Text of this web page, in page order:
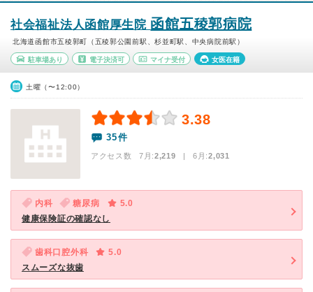
社会福祉法人函館厚生院 函館五稜郭病院
北海道函館市五稜郭町（五稜郭公園前駅、杉並町駅、中央病院前駅）
駐車場あり 電子決済可 マイナ受付 女医在籍
土曜（〜12:00）
3.38
35件
アクセス数 7月:2,219 | 6月:2,031
内科 糖尿病
5.0
健康保険証の確認なし
歯科口腔外科
5.0
スムーズな抜歯